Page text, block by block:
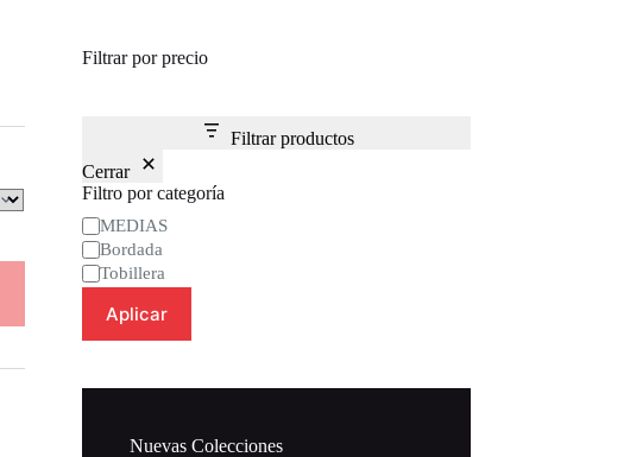
Filtrar por precio
Filtrar productos
Cerrar
Filtro por categoría
Categoría
MEDIAS
Bordada
Tobillera
Aplicar
Nuevas Colecciones